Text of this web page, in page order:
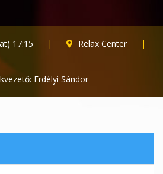
17:15 | Relax Center |
Erdélyi Sándor